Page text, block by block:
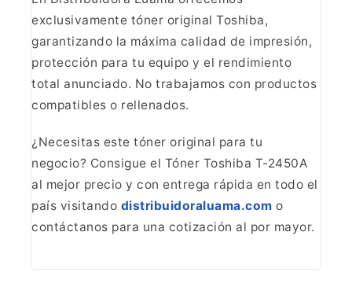
exclusivamente tóner original Toshiba,
garantizando la máxima calidad de impresión,
protección para tu equipo y el rendimiento
total anunciado. No trabajamos con productos
compatibles o rellenados.
¿Necesitas este tóner original para tu
negocio? Consigue el Tóner Toshiba T-2450A
al mejor precio y con entrega rápida en todo el
país visitando distribuidoraluama.com o
contáctanos para una cotización al por mayor.